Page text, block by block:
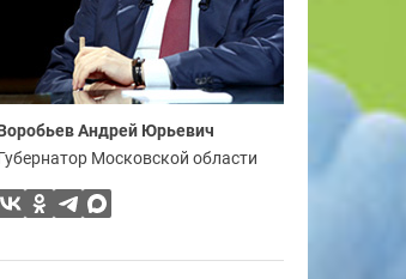
Андрей Юрьевич
Московской области